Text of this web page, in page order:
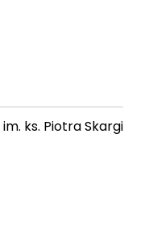
ks. Piotra Skargi